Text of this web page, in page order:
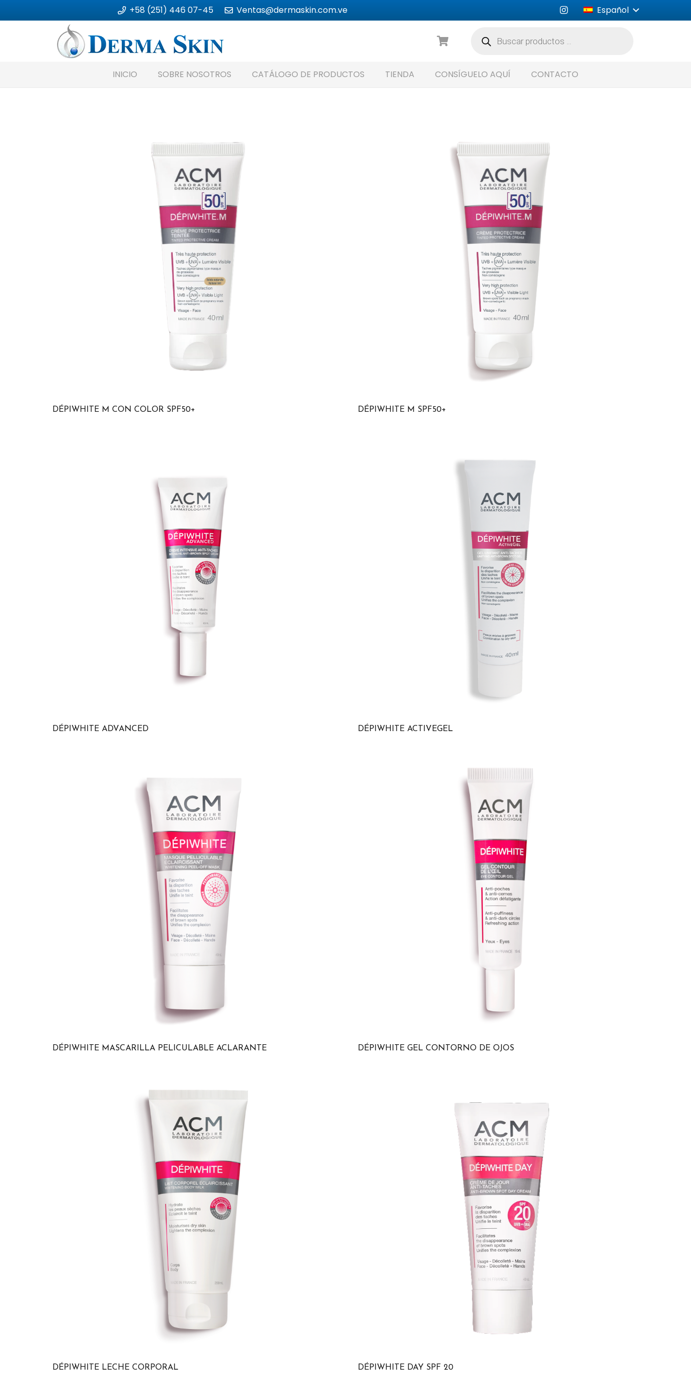
+58 (251) 446 07-45 Ventas@dermaskin.com.ve
Español
productos
INICIO SOBRE NOSOTROS CATÁLOGO DE PRODUCTOS TIENDA CONSÍGUELO AQUÍ CONTACTO
DÉPIWHITE M CON COLOR SPF50+ DÉPIWHITE M SPF50+
DÉPIWHITE ADVANCED DÉPIWHITE ACTIVEGEL
DÉPIWHITE MASCARILLA PELICULABLE ACLARANTE DÉPIWHITE GEL CONTORNO DE OJOS
DÉPIWHITE LECHE CORPORAL DÉPIWHITE DAY SPF 20